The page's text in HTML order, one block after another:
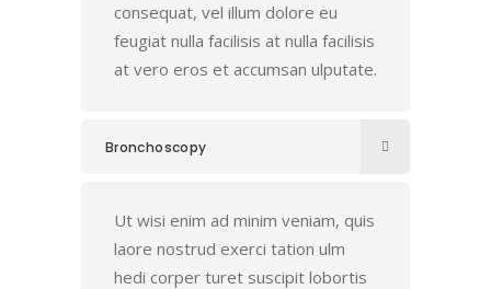
consequat, vel illum dolore eu
feugiat nulla facilisis at nulla facilisis
at vero eros et accumsan ulputate.
Bronchoscopy
Ut wisi enim ad minim veniam, quis
laore nostrud exerci tation ulm
hedi corper turet suscipit lobortis